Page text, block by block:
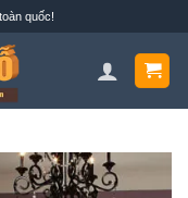
quốc!